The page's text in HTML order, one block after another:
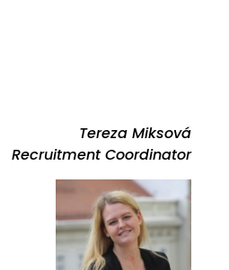
Tereza Miksová
Recruitment Coordinator